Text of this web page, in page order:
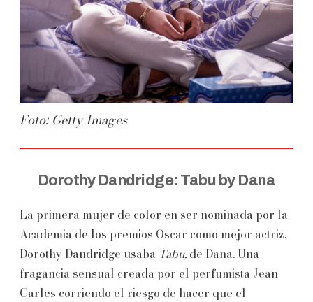
Foto: Getty Images
Dorothy Dandridge: Tabu by Dana
La primera mujer de color en ser nominada por la
Academia de los premios Oscar como mejor actriz,
Dorothy Dandridge usaba Tabu, de Dana. Una
fragancia sensual creada por el perfumista Jean
Carles corriendo el riesgo de hacer que el